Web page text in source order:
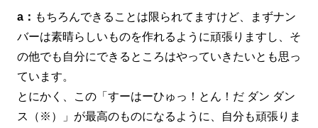
a： もちろんできることは限られてますけど、まずナン
バーは素晴らしいものを作れるように頑張りますし、そ
の他でも自分にできるところはやっていきたいとも思っ
ています。
とにかく、この「すーはーひゅっ！とん！だ ダン ダン
ス（※）」が最高のものになるように、自分も頑張りま